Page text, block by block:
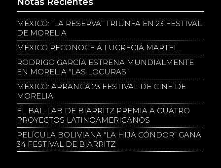
MÉXICO: “LA RESERVA” TRIUNFA EN 23 FESTIVAL
DE MORELIA
MÉXICO RECONOCE A LUCRECIA MARTEL
RODRIGO GARCÍA ESTRENA MUNDIALMENTE
EN MORELIA “LAS LOCURAS”
MÉXICO: ARRANCA 23 FESTIVAL DE CINE DE
MORELIA
EL BAL-LAB DE BIARRITZ PREMIA A CUATRO
PROYECTOS LATINOAMERICANOS
PELÍCULA BOLIVIANA “LA HIJA CÓNDOR” GANA
34 FESTIVAL DE BIARRITZ